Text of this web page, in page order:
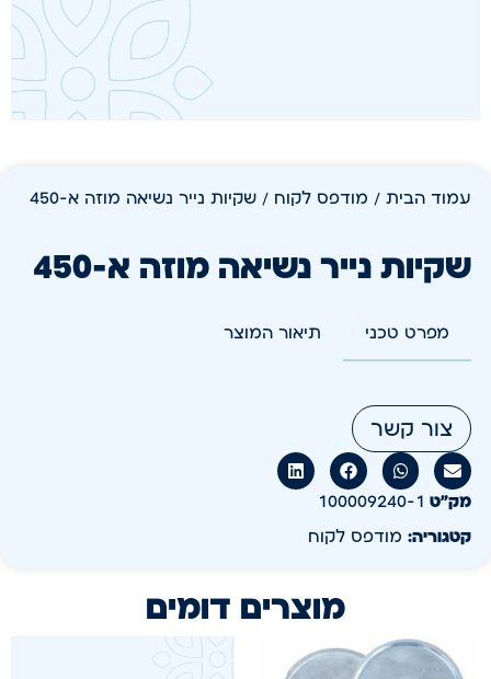
עמוד הבית / מודפס לקוח / שקיות נייר נשיאה מוזה א-450
שקיות נייר נשיאה מוזה א-450
מפרט טכני תיאור המוצר
צור קשר
מק״ט 100009240-1
קטגוריה: מודפס לקוח
מוצרים דומים